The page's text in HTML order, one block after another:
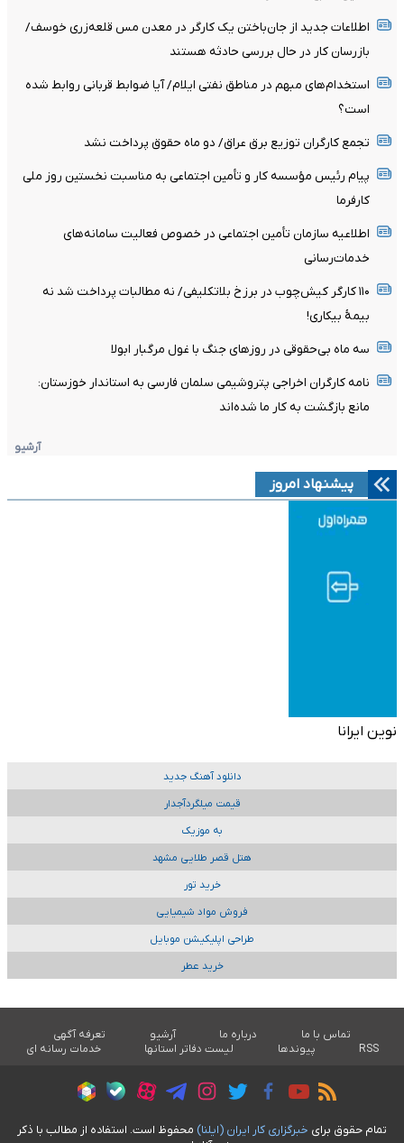
اطلاعات جدید از جان‌باختن یک کارگر در معدن مس قلعه‌زری خوسف/
بازرسان کار در حال بررسی حادثه هستند
استخدام‌های مبهم در مناطق نفتی ایلام/ آیا ضوابط قربانی روابط شده
است؟
تجمع کارگران توزیع برق عراق/ دو ماه حقوق پرداخت نشد
پیام رئیس مؤسسه کار و تأمین اجتماعی به مناسبت نخستین روز ملی
کارفرما
اطلاعیه سازمان تأمین اجتماعی در خصوص فعالیت سامانه‌های
خدمات‌رسانی
۱۱۰ کارگر کیش‌چوب در برزخ بلاتکلیفی/ نه مطالبات پرداخت شد نه
بیمۀ بیکاری!
سه ماه بی‌حقوقی در روزهای جنگ با غول مرگبار ابولا
نامه کارگران اخراجی پتروشیمی سلمان فارسی به استاندار خوزستان:
مانع بازگشت به کار ما شده‌اند
آرشیو
پیشنهاد امروز
نوین ایرانا
دانلود آهنگ جدید
قیمت میلگردآجدار
به موزیک
هتل قصر طلایی مشهد
خرید تور
فروش مواد شیمیایی
طراحی اپلیکیشن موبایل
خرید عطر
تماس با ما درباره ما آرشیو
تعرفه آگهی
RSS
پیوندها لیست دفاتر استانها خدمات رسانه ای
تمام حقوق برای خبرگزاری کار ايران (ايلنا) محفوظ است. استفاده از مطالب با ذکر